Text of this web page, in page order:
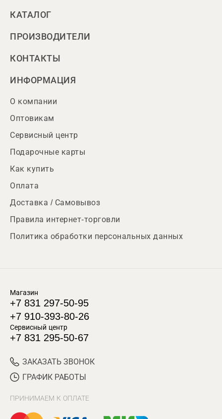
КАТАЛОГ
ПРОИЗВОДИТЕЛИ
КОНТАКТЫ
ИНФОРМАЦИЯ
О компании
Оптовикам
Сервисный центр
Подарочные карты
Как купить
Оплата
Доставка / Самовывоз
Правила интернет-торговли
Политика обработки персональных данных
Магазин
+7 831 297-50-95
+7 910-393-80-26
Сервисный центр
+7 831 295-50-67
ЗАКАЗАТЬ ЗВОНОК
ГРАФИК РАБОТЫ
ПРИНИМАЕМ К ОПЛАТЕ